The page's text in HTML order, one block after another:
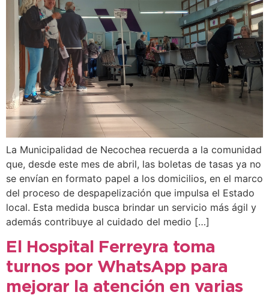
La Municipalidad de Necochea recuerda a la comunidad
que, desde este mes de abril, las boletas de tasas ya no
se envían en formato papel a los domicilios, en el marco
del proceso de despapelización que impulsa el Estado
local. Esta medida busca brindar un servicio más ágil y
además contribuye al cuidado del medio […]
El Hospital Ferreyra toma
turnos por WhatsApp para
mejorar la atención en varias